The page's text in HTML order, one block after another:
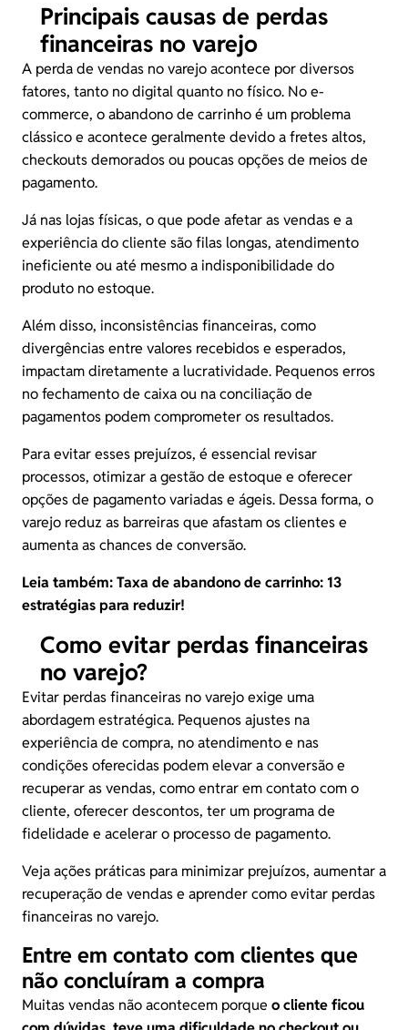
Principais causas de perdas
financeiras no varejo
A perda de vendas no varejo acontece por diversos
fatores, tanto no digital quanto no físico. No e-
commerce, o abandono de carrinho é um problema
clássico e acontece geralmente devido a fretes altos,
checkouts demorados ou poucas opções de meios de
pagamento.
Já nas lojas físicas, o que pode afetar as vendas e a
experiência do cliente são filas longas, atendimento
ineficiente ou até mesmo a indisponibilidade do
produto no estoque.
Além disso, inconsistências financeiras, como
divergências entre valores recebidos e esperados,
impactam diretamente a lucratividade. Pequenos erros
no fechamento de caixa ou na conciliação de
pagamentos podem comprometer os resultados.
Para evitar esses prejuízos, é essencial revisar
processos, otimizar a gestão de estoque e oferecer
opções de pagamento variadas e ágeis. Dessa forma, o
varejo reduz as barreiras que afastam os clientes e
aumenta as chances de conversão.
Leia também:Taxa de abandono de carrinho: 13
estratégias para reduzir!
Como evitar perdas financeiras
no varejo?
Evitar perdas financeiras no varejo exige uma
abordagem estratégica. Pequenos ajustes na
experiência de compra, no atendimento e nas
condições oferecidas podem elevar a conversão e
recuperar as vendas, como entrar em contato com o
cliente, oferecer descontos, ter um programa de
fidelidade e acelerar o processo de pagamento.
Veja ações práticas para minimizar prejuízos, aumentar a
recuperação de vendas e aprender como evitar perdas
financeiras no varejo.
Entre em contato com clientes que
não concluíram a compra
Muitas vendas não acontecem porque o cliente ficou